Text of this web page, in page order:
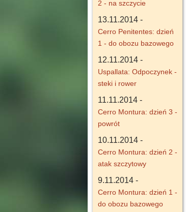
2 - na szczycie
13.11.2014 -
Cerro Penitentes: dzień
1 - do obozu bazowego
12.11.2014 -
Uspallata: Odpoczynek -
steki i rower
11.11.2014 -
Cerro Montura: dzień 3 -
powrót
10.11.2014 -
Cerro Montura: dzień 2 -
atak szczytowy
9.11.2014 -
Cerro Montura: dzień 1 -
do obozu bazowego